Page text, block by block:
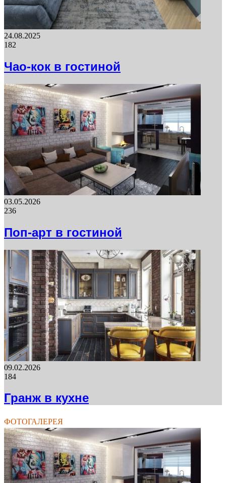
24.08.2025
182
Чао-кок в гостиной
03.05.2026
236
Поп-арт в гостиной
09.02.2026
184
Гранж в кухне
ФОТОГАЛЕРЕЯ